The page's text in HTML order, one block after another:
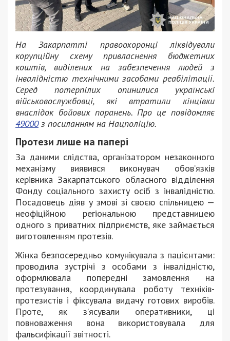
На Закарпатті правоохоронці ліквідували
корупційну схему привласнення бюджетних
коштів, виділених на забезпечення людей з
інвалідністю технічними засобами реабілітації.
Серед потерпілих опинилися українські
військовослужбовці, які втратили кінцівки
внаслідок бойових поранень. Про це повідомляє
49000з посиланням на Нацполіцію.
Протези лише на папері
За даними слідства, організатором незаконного
механізму виявився виконувач обов’язків
керівника Закарпатського обласного відділення
Фонду соціального захисту осіб з інвалідністю.
Посадовець діяв у змові зі своєю спільницею —
неофіційною регіональною представницею
одного з приватних підприємств, яке займається
виготовленням протезів.
Жінка безпосередньо комунікувала з пацієнтами:
проводила зустрічі з особами з інвалідністю,
оформлювала попередні замовлення на
протезування, координувала роботу техніків-
протезистів і фіксувала видачу готових виробів.
Проте, як з’ясували оперативники, ці
повноваження вона використовувала для
фальсифікації звітності.